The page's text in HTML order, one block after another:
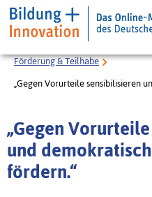
Förderung & Teilhabe
„Gegen Vorurteile sensibilisieren
„Gegen
und
fördern.“